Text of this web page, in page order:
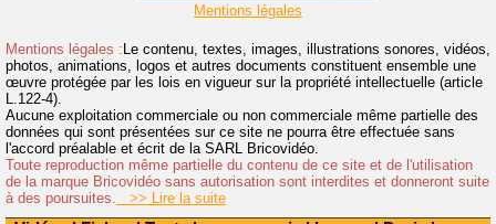
Mentions légales
Mentions légales :Le contenu, textes, images, illustrations sonores, vidéos,
photos, animations, logos et autres documents constituent ensemble une
œuvre protégée par les lois en vigueur sur la propriété intellectuelle (article
L.122-4).
Aucune exploitation commerciale ou non commerciale même partielle des
données qui sont présentées sur ce site ne pourra être effectuée sans
l'accord préalable et écrit de la SARL Bricovidéo.
Toute reproduction même partielle du contenu de ce site et de l'utilisation
de la marque Bricovidéo sans autorisation sont interdites et donneront suite
à des poursuites.
>> Lire la suite